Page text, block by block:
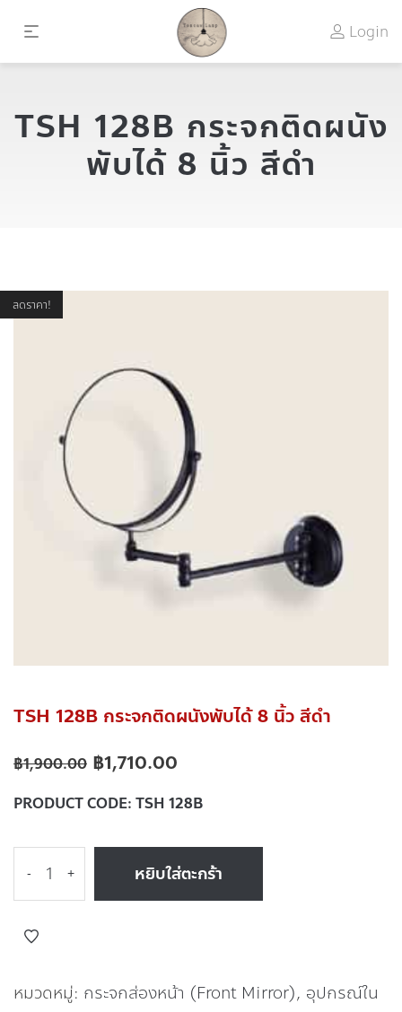
Login
TSH 128B กระจกติดผนัง
พับได้ 8 นิ้ว สีดำ
ลดราคา!
TSH 128B กระจกติดผนังพับได้ 8 นิ้ว สีดำ
฿1,900.00 ฿1,710.00
PRODUCT CODE: TSH 128B
- + หยิบใส่ตะกร้า
หมวดหมู่: กระจกส่องหน้า (Front Mirror), อุปกรณ์ใน